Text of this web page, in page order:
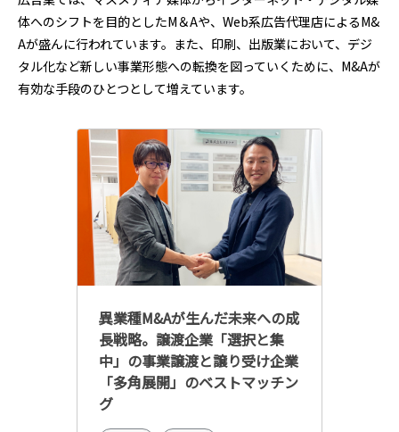
体へのシフトを目的としたM＆Aや、Web系広告代理店によるM&
Aが盛んに行われています。また、印刷、出版業において、デジ
タル化など新しい事業形態への転換を図っていくために、M&Aが
有効な手段のひとつとして増えています。
異業種M&Aが生んだ未来への成
長戦略。譲渡企業「選択と集
中」の事業譲渡と譲り受け企業
「多角展開」のベストマッチン
グ